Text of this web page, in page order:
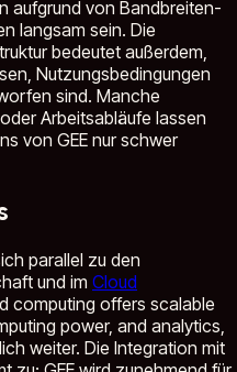
aufgrund von Bandbreiten-
langsam sein. Die
bedeutet außerdem,
Nutzungsbedingungen
sind. Manche
Arbeitsabläufe lassen
von GEE nur schwer
parallel zu den
und im Cloud
computing offers scalable
power, and analytics,
weiter. Die Integration mit